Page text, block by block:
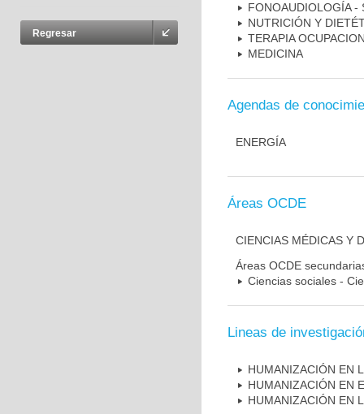
Regresar
FONOAUDIOLOGÍA -
NUTRICIÓN Y
TERAPIA
MEDICINA
Agendas de
ENERGÍA
Áreas OCDE
CIENCIAS MÉDICAS Y
Áreas OCDE
Ciencias sociales -
Lineas de
HUMANIZACIÓN EN
HUMANIZACIÓN EN
HUMANIZACIÓN EN